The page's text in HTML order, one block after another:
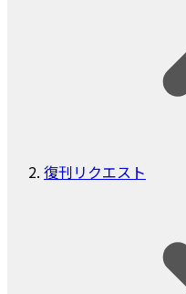
復刊リクエスト